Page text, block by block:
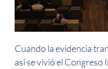
Cuando la evidencia
así se vivió el Congreso